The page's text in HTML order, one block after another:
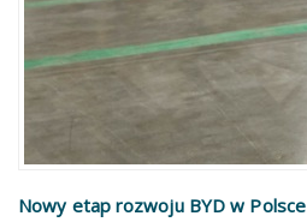
Nowy etap rozwoju BYD w Polsce